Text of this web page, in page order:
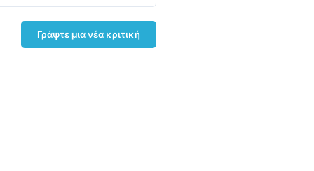
Γράψτε μια νέα κριτική